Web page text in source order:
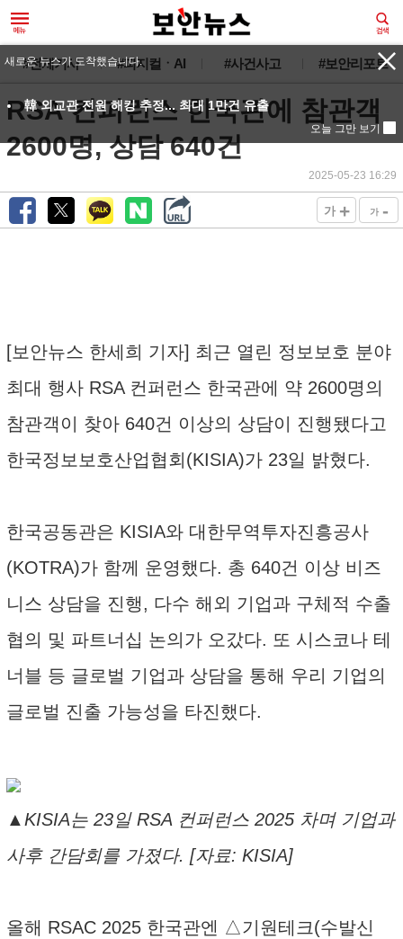
#전체기사 #피지컬ㆍAI #사건사고 #보안리포트
RSA 컨퍼런스 한국관에 참관객
2600명, 상담 640건
2025-05-23 16:29
가 + 가 -
[보안뉴스 한세희 기자] 최근 열린 정보보호 분야
최대 행사 RSA 컨퍼런스 한국관에 약 2600명의
참관객이 찾아 640건 이상의 상담이 진행됐다고
한국정보보호산업협회(KISIA)가 23일 밝혔다.
한국공동관은 KISIA와 대한무역투자진흥공사
(KOTRA)가 함께 운영했다. 총 640건 이상 비즈
니스 상담을 진행, 다수 해외 기업과 구체적 수출
협의 및 파트너십 논의가 오갔다. 또 시스코나 테
너블 등 글로벌 기업과 상담을 통해 우리 기업의
글로벌 진출 가능성을 타진했다.
▲KISIA는 23일 RSA 컨퍼런스 2025 차며 기업과
사후 간담회를 가졌다. [자료: KISIA]
올해 RSAC 2025 한국관엔 △기원테크(수발신
새로운 뉴스가 도착했습니다.
韓 외교관 전원 해킹 추정... 최대 1만건 유출
오늘 그만 보기